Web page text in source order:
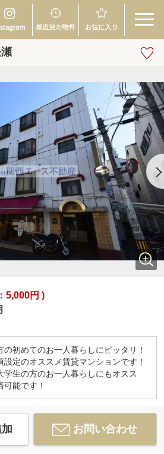
5,000円 )
初めてのお一人暮らしにピッタリ！
定のオススメ賃貸マンションです！
学生の方のお一人暮らしにもオスス
可能です！
お問い合わせ